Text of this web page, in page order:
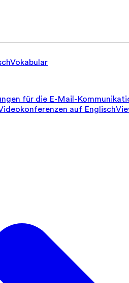
Vokabular
für die E-Mail-
auf Englisch